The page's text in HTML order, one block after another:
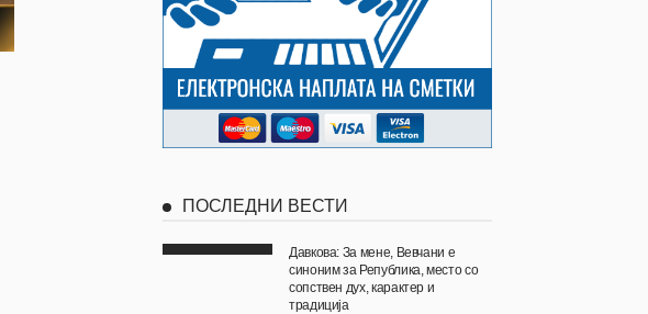
ПОСЛЕДНИ ВЕСТИ
Давкова: За мене, Вевчани е
синоним за Република, место со
сопствен дух, карактер и
традиција